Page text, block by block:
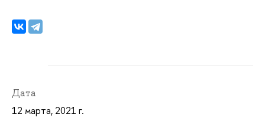
Дата
12 марта, 2021 г.